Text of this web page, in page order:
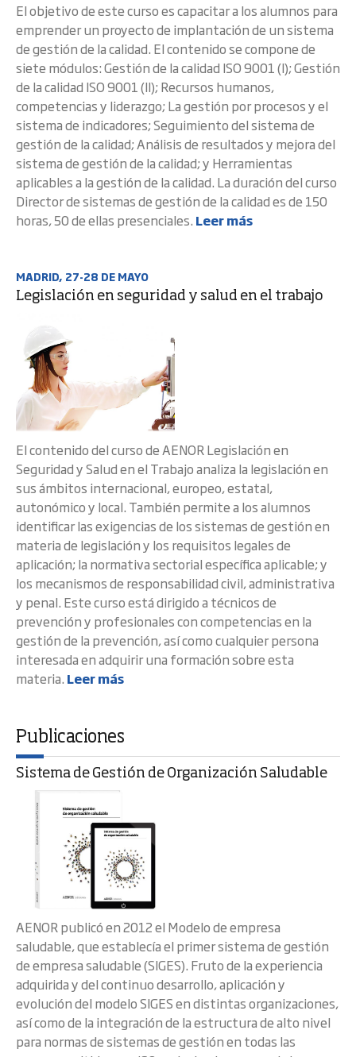
El objetivo de este curso es capacitar a los alumnos para
emprender un proyecto de implantación de un sistema
de gestión de la calidad. El contenido se compone de
siete módulos: Gestión de la calidad ISO 9001 (I); Gestión
de la calidad ISO 9001 (II); Recursos humanos,
competencias y liderazgo; La gestión por procesos y el
sistema de indicadores; Seguimiento del sistema de
gestión de la calidad; Análisis de resultados y mejora del
sistema de gestión de la calidad; y Herramientas
aplicables a la gestión de la calidad. La duración del curso
Director de sistemas de gestión de la calidad es de 150
horas, 50 de ellas presenciales. Leer más
MADRID, 27-28 DE MAYO
Legislación en seguridad y salud en el trabajo
El contenido del curso de AENOR Legislación en
Seguridad y Salud en el Trabajo analiza la legislación en
sus ámbitos internacional, europeo, estatal,
autonómico y local. También permite a los alumnos
identificar las exigencias de los sistemas de gestión en
materia de legislación y los requisitos legales de
aplicación; la normativa sectorial específica aplicable; y
los mecanismos de responsabilidad civil, administrativa
y penal. Este curso está dirigido a técnicos de
prevención y profesionales con competencias en la
gestión de la prevención, así como cualquier persona
interesada en adquirir una formación sobre esta
materia. Leer más
Publicaciones
Sistema de Gestión de Organización Saludable
AENOR publicó en 2012 el Modelo de empresa
saludable, que establecía el primer sistema de gestión
de empresa saludable (SIGES). Fruto de la experiencia
adquirida y del continuo desarrollo, aplicación y
evolución del modelo SIGES en distintas organizaciones,
así como de la integración de la estructura de alto nivel
para normas de sistemas de gestión en todas las